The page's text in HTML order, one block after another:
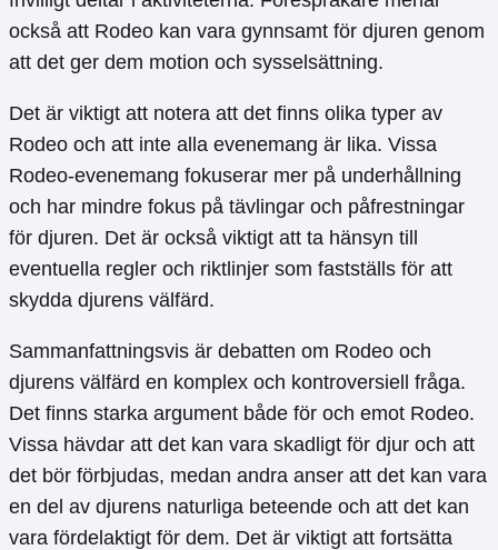
också att Rodeo kan vara gynnsamt för djuren genom
att det ger dem motion och sysselsättning.
Det är viktigt att notera att det finns olika typer av
Rodeo och att inte alla evenemang är lika. Vissa
Rodeo-evenemang fokuserar mer på underhållning
och har mindre fokus på tävlingar och påfrestningar
för djuren. Det är också viktigt att ta hänsyn till
eventuella regler och riktlinjer som fastställs för att
skydda djurens välfärd.
Sammanfattningsvis är debatten om Rodeo och
djurens välfärd en komplex och kontroversiell fråga.
Det finns starka argument både för och emot Rodeo.
Vissa hävdar att det kan vara skadligt för djur och att
det bör förbjudas, medan andra anser att det kan vara
en del av djurens naturliga beteende och att det kan
vara fördelaktigt för dem. Det är viktigt att fortsätta